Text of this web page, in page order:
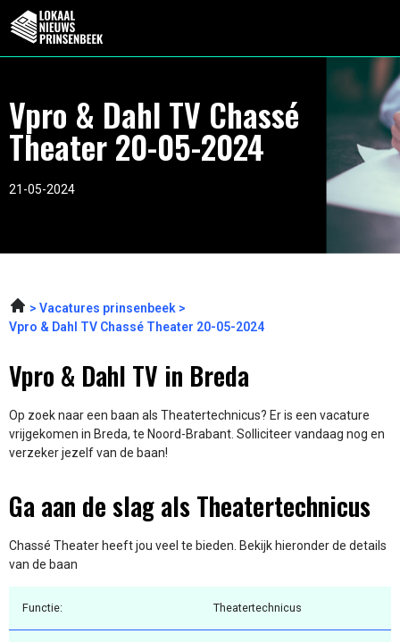
Vpro & Dahl TV Chassé
Theater 20-05-2024
21-05-2024
Vacatures prinsenbeek
Vpro & Dahl TV Chassé Theater 20-05-2024
Vpro & Dahl TV in Breda
Op zoek naar een baan als Theatertechnicus? Er is een vacature
vrijgekomen in Breda, te Noord-Brabant. Solliciteer vandaag nog en
verzeker jezelf van de baan!
Ga aan de slag als Theatertechnicus
Chassé Theater heeft jou veel te bieden. Bekijk hieronder de details
van de baan
Functie: Theatertechnicus